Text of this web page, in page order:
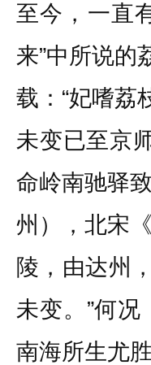
至今，一直
来”中所说的
载：“妃嗜荔
未变已至京
命岭南驰驿
州），北宋
陵，由达州
未变。”何
南海所生尤